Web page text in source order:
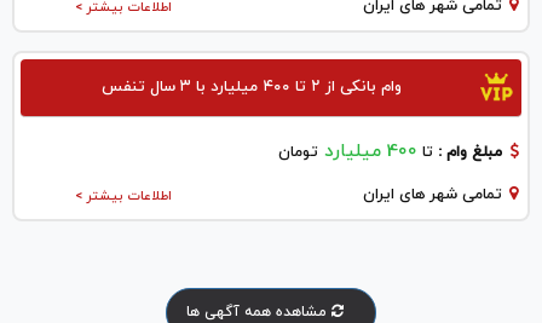
اطلاعات بیشتر > تمامی شهر های ایران
وام بانکی از ۲ تا ۴۰۰ میلیارد با ۳ سال تنفس
مبلغ وام : تا 400 میلیارد تومان
اطلاعات بیشتر > تمامی شهر های ایران
مشاهده همه آگهی ها